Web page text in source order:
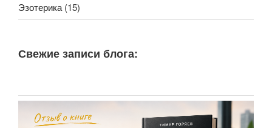
Эзотерика (15)
Свежие записи блога: